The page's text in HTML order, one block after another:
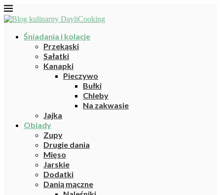
Śniadania i kolacje
Przekąski
Sałatki
Kanapki
Pieczywo
Bułki
Chleby
Na zakwasie
Jajka
Obiady
Zupy
Drugie dania
Mięso
Jarskie
Dodatki
Danią mączne